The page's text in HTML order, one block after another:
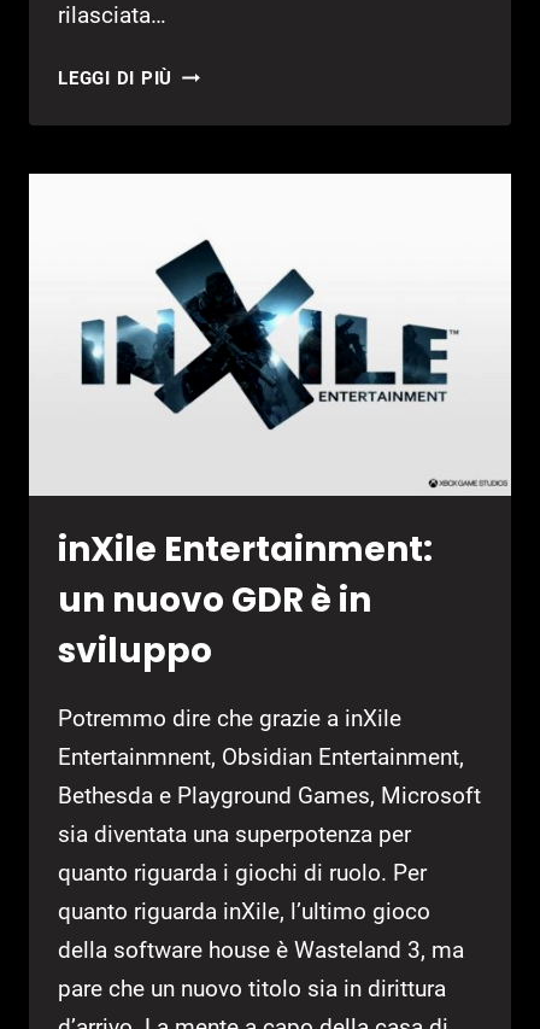
rilasciata…
LEGGI DI PIÙ WASTELAND
PARTIRE
DAL
2021
inXile Entertainment:
un nuovo GDR è in
sviluppo
Potremmo dire che grazie a inXile
Entertainmnent, Obsidian Entertainment,
Bethesda e Playground Games, Microsoft
sia diventata una superpotenza per
quanto riguarda i giochi di ruolo. Per
quanto riguarda inXile, l’ultimo gioco
della software house è Wasteland 3, ma
pare che un nuovo titolo sia in dirittura